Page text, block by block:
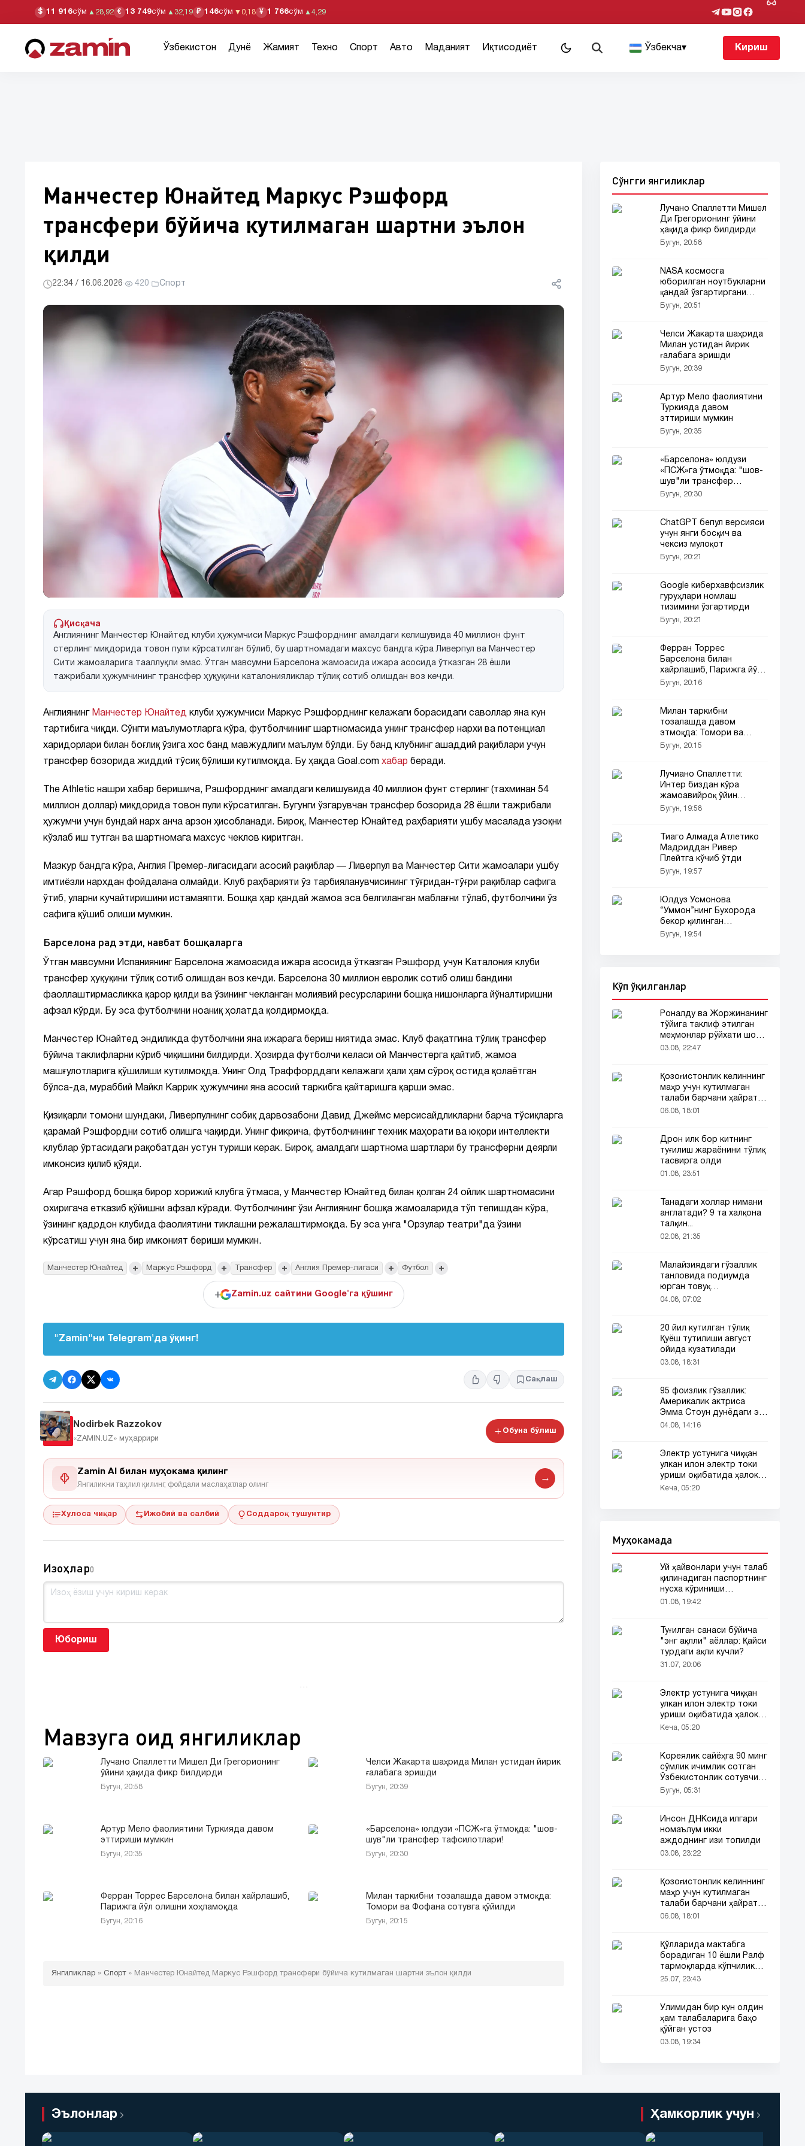
$ 11 916сўм ▲ 28,92 € 13 749сўм ▲ 32,19 ₽ 146сўм ▼ 0,18 ¥ 1 766сўм ▲ 4,29
Ўзбекистон Дунё Жамият Техно Спорт Авто Маданият Иқтисодиёт Ўзбекча▾ Кириш
Манчестер Юнайтед Маркус Рэшфорд
трансфери бўйича кутилмаган шартни эълон
қилди
22:34 / 16.06.2026· 420· Спорт
Қисқача
Англиянинг Манчестер Юнайтед клуби ҳужумчиси Маркус Рэшфорднинг амалдаги келишувида 40 миллион фунт
стерлинг миқдорида товон пули кўрсатилган бўлиб, бу шартномадаги махсус бандга кўра Ливерпул ва Манчестер
Сити жамоаларига тааллуқли эмас. Ўтган мавсумни Барселона жамоасида ижара асосида ўтказган 28 ёшли
тажрибали ҳужумчининг трансфер ҳуқуқини каталонияликлар тўлиқ сотиб олишдан воз кечди.
Англиянинг Манчестер Юнайтед клуби ҳужумчиси Маркус Рэшфорднинг келажаги борасидаги саволлар яна кун
тартибига чиқди. Сўнгги маълумотларга кўра, футболчининг шартномасида унинг трансфер нархи ва потенциал
харидорлари билан боғлиқ ўзига хос банд мавжудлиги маълум бўлди. Бу банд клубнинг ашаддий рақиблари учун
трансфер бозорида жиддий тўсиқ бўлиши кутилмоқда. Бу ҳақда Goal.com хабар беради.
The Athletic нашри хабар беришича, Рэшфорднинг амалдаги келишувида 40 миллион фунт стерлинг (тахминан 54
миллион доллар) миқдорида товон пули кўрсатилган. Бугунги ўзгарувчан трансфер бозорида 28 ёшли тажрибали
ҳужумчи учун бундай нарх анча арзон ҳисобланади. Бироқ, Манчестер Юнайтед раҳбарияти ушбу масалада узоқни
кўзлаб иш тутган ва шартномага махсус чеклов киритган.
Мазкур бандга кўра, Англия Премер-лигасидаги асосий рақиблар — Ливерпул ва Манчестер Сити жамоалари ушбу
имтиёзли нархдан фойдалана олмайди. Клуб раҳбарияти ўз тарбияланувчисининг тўғридан-тўғри рақиблар сафига
ўтиб, уларни кучайтиришини истамаяпти. Бошқа ҳар қандай жамоа эса белгиланган маблағни тўлаб, футболчини ўз
сафига қўшиб олиши мумкин.
Барселона рад этди, навбат бошқаларга
Ўтган мавсумни Испаниянинг Барселона жамоасида ижара асосида ўтказган Рэшфорд учун Каталония клуби
трансфер ҳуқуқини тўлиқ сотиб олишдан воз кечди. Барселона 30 миллион евролик сотиб олиш бандини
фаоллаштирмасликка қарор қилди ва ўзининг чекланган молиявий ресурсларини бошқа нишонларга йўналтиришни
афзал кўрди. Бу эса футболчини ноаниқ ҳолатда қолдирмоқда.
Манчестер Юнайтед эндиликда футболчини яна ижарага бериш ниятида эмас. Клуб фақатгина тўлиқ трансфер
бўйича таклифларни кўриб чиқишини билдирди. Ҳозирда футболчи келаси ой Манчестерга қайтиб, жамоа
машғулотларига қўшилиши кутилмоқда. Унинг Олд Траффорддаги келажаги ҳали ҳам сўроқ остида қолаётган
бўлса-да, мураббий Майкл Каррик ҳужумчини яна асосий таркибга қайтаришга қарши эмас.
Қизиқарли томони шундаки, Ливерпулнинг собиқ дарвозабони Давид Джеймс мерсисайдликларни барча тўсиқларга
қарамай Рэшфордни сотиб олишга чақирди. Унинг фикрича, футболчининг техник маҳорати ва юқори интеллекти
клублар ўртасидаги рақобатдан устун туриши керак. Бироқ, амалдаги шартнома шартлари бу трансферни деярли
имконсиз қилиб қўяди.
Агар Рэшфорд бошқа бирор хорижий клубга ўтмаса, у Манчестер Юнайтед билан қолган 24 ойлик шартномасини
охиригача етказиб қўйишни афзал кўради. Футболчининг ўзи Англиянинг бошқа жамоаларида тўп тепишдан кўра,
ўзининг қадрдон клубида фаолиятини тиклашни режалаштирмоқда. Бу эса унга "Орзулар театри"да ўзини
кўрсатиш учун яна бир имконият бериши мумкин.
Манчестер Юнайтед + Маркус Рэшфорд + Трансфер + Англия Премер-лигаси + Футбол +
+ Zamin.uz сайтини Google'га қўшинг
"Zamin"ни Telegram'да ўқинг!
Сақлаш
Nodirbek Razzokov
«ZAMIN.UZ» муҳаррири
Обуна бўлиш
Zamin AI билан муҳокама қилинг
Янгиликни таҳлил қилинг, фойдали маслаҳатлар олинг
→
Хулоса чиқар Ижобий ва салбий Соддароқ тушунтир
Изоҳлар0
Юбориш
…
Мавзуга оид янгиликлар
Лучано Спаллетти Мишел Ди Грегорионинг
ўйини ҳақида фикр билдирди
Бугун, 20:58
Челси Жакарта шаҳрида Милан устидан йирик
ғалабага эришди
Бугун, 20:39
Артур Мело фаолиятини Туркияда давом
эттириши мумкин
Бугун, 20:35
«Барселона» юлдузи «ПСЖ»га ўтмоқда: "шов-
шув"ли трансфер тафсилотлари!
Бугун, 20:30
Ферран Торрес Барселона билан хайрлашиб,
Парижга йўл олишни хоҳламоқда
Бугун, 20:16
Милан таркибни тозалашда давом этмоқда:
Томори ва Фофана сотувга қўйилди
Бугун, 20:15
Янгиликлар » Спорт» Манчестер Юнайтед Маркус Рэшфорд трансфери бўйича кутилмаган шартни эълон қилди
Сўнгги янгиликлар
Лучано Спаллетти Мишел
Ди Грегорионинг ўйини
ҳақида фикр билдирди
Бугун, 20:58
NASA космосга
юборилган ноутбукларни
қандай ўзгартиргани
маълум бўлди
Бугун, 20:51
Челси Жакарта шаҳрида
Милан устидан йирик
ғалабага эришди
Бугун, 20:39
Артур Мело фаолиятини
Туркияда давом
эттириши мумкин
Бугун, 20:35
«Барселона» юлдузи
«ПСЖ»га ўтмоқда: "шов-
шув"ли трансфер
тафсилотлари!
Бугун, 20:30
ChatGPT бепул версияси
учун янги босқич ва
чексиз мулоқот
Бугун, 20:21
Google киберхавфсизлик
гуруҳлари номлаш
тизимини ўзгартирди
Бугун, 20:21
Ферран Торрес
Барселона билан
хайрлашиб, Парижга йўл
олишни хоҳламоқда
Бугун, 20:16
Милан таркибни
тозалашда давом
этмоқда: Томори ва
Фофана сотувга қўйилди
Бугун, 20:15
Лучиано Спаллетти:
Интер биздан кўра
жамоавийроқ ўйин
кўрсатди
Бугун, 19:58
Тиаго Алмада Атлетико
Мадриддан Ривер
Плейтга кўчиб ўтди
Бугун, 19:57
Юлдуз Усмонова
“Уммон”нинг Бухорода
бекор қилинган
концертига ўзининг
Бугун, 19:54
Кўп ўқилганлар
Роналду ва Жоржинанинг
тўйига таклиф этилган
меҳмонлар рўйхати шов-
шувда
03.08, 22:47
Қозоғистонлик келиннинг
маҳр учун кутилмаган
талаби барчани ҳайратга
солди
06.08, 18:01
Дрон илк бор китнинг
туғилиш жараёнини тўлиқ
тасвирга олди
01.08, 23:51
Танадаги холлар нимани
англатади? 9 та халқона
талқин...
02.08, 21:35
Малайзиядаги гўзаллик
танловида подиумда
юрган товуқ
томошабинлар
04.08, 07:02
20 йил кутилган тўлиқ
Қуёш тутилиши август
ойида кузатилади
03.08, 18:31
95 фоизлик гўзаллик:
Америкалик актриса
Эмма Стоун дунёдаги энг
гўзал аёл деб топилди!
04.08, 14:16
Электр устунига чиққан
улкан илон электр токи
уриши оқибатида ҳалок
бўлди
Кеча, 05:20
Муҳокамада
Уй ҳайвонлари учун талаб
қилинадиган паспортнинг
нусха кўриниши
тармоқларда тарқалди
01.08, 19:42
Туғилган санаси бўйича
"энг ақлли" аёллар: Қайси
турдаги ақли кучли?
31.07, 20:06
Электр устунига чиққан
улкан илон электр токи
уриши оқибатида ҳалок
бўлди
Кеча, 05:20
Кореялик сайёҳга 90 минг
сўмлик ичимлик сотган
Ўзбекистонлик сотувчи
Корея телевидениясида
Бугун, 05:31
Инсон ДНКсида илгари
номаълум икки
аждоднинг изи топилди
03.08, 23:22
Қозоғистонлик келиннинг
маҳр учун кутилмаган
талаби барчани ҳайратга
солди
06.08, 18:01
Қўлларида мактабга
борадиган 10 ёшли Ралф
тармоқларда кўпчиликни
таъсирлантирди
25.07, 23:43
Ўлимидан бир кун олдин
ҳам талабаларига баҳо
қўйган устоз
03.08, 19:34
Эълонлар Ҳамкорлик учун